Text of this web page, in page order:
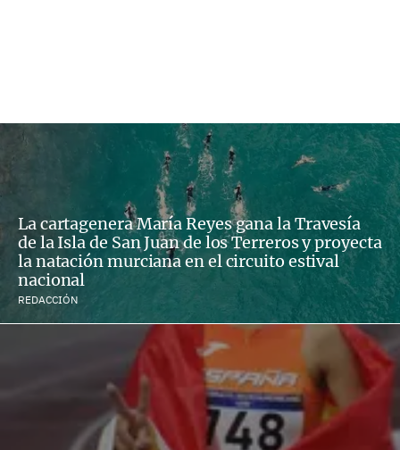
La cartagenera María Reyes gana la Travesía
de la Isla de San Juan de los Terreros y proyecta
la natación murciana en el circuito estival
nacional
REDACCIÓN